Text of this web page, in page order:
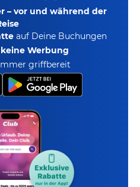
– vor und während der
auf Deine Buchungen
keine Werbung
griffbereit